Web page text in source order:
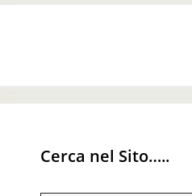
Cerca nel Sito…..